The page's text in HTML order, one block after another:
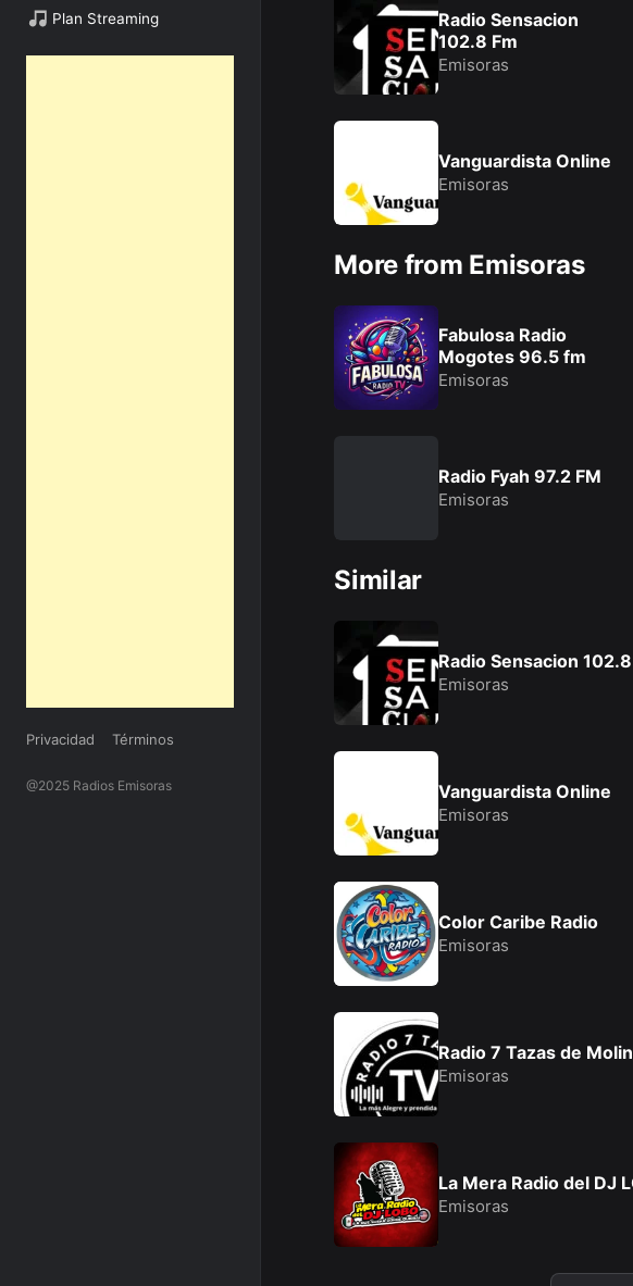
Plan Streaming
Privacidad Términos
@2025 Radios Emisoras
Radio Sensacion
102.8 Fm
Emisoras
Vanguardista Online
Emisoras
More from Emisoras
Fabulosa Radio
Mogotes 96.5 fm
Emisoras
Radio Fyah 97.2 FM
Emisoras
Similar
Radio Sensacion
Emisoras
Vanguardista Online
Emisoras
Color Caribe Radio
Emisoras
Radio 7 Tazas de
Emisoras
La Mera Radio del DJ
Emisoras